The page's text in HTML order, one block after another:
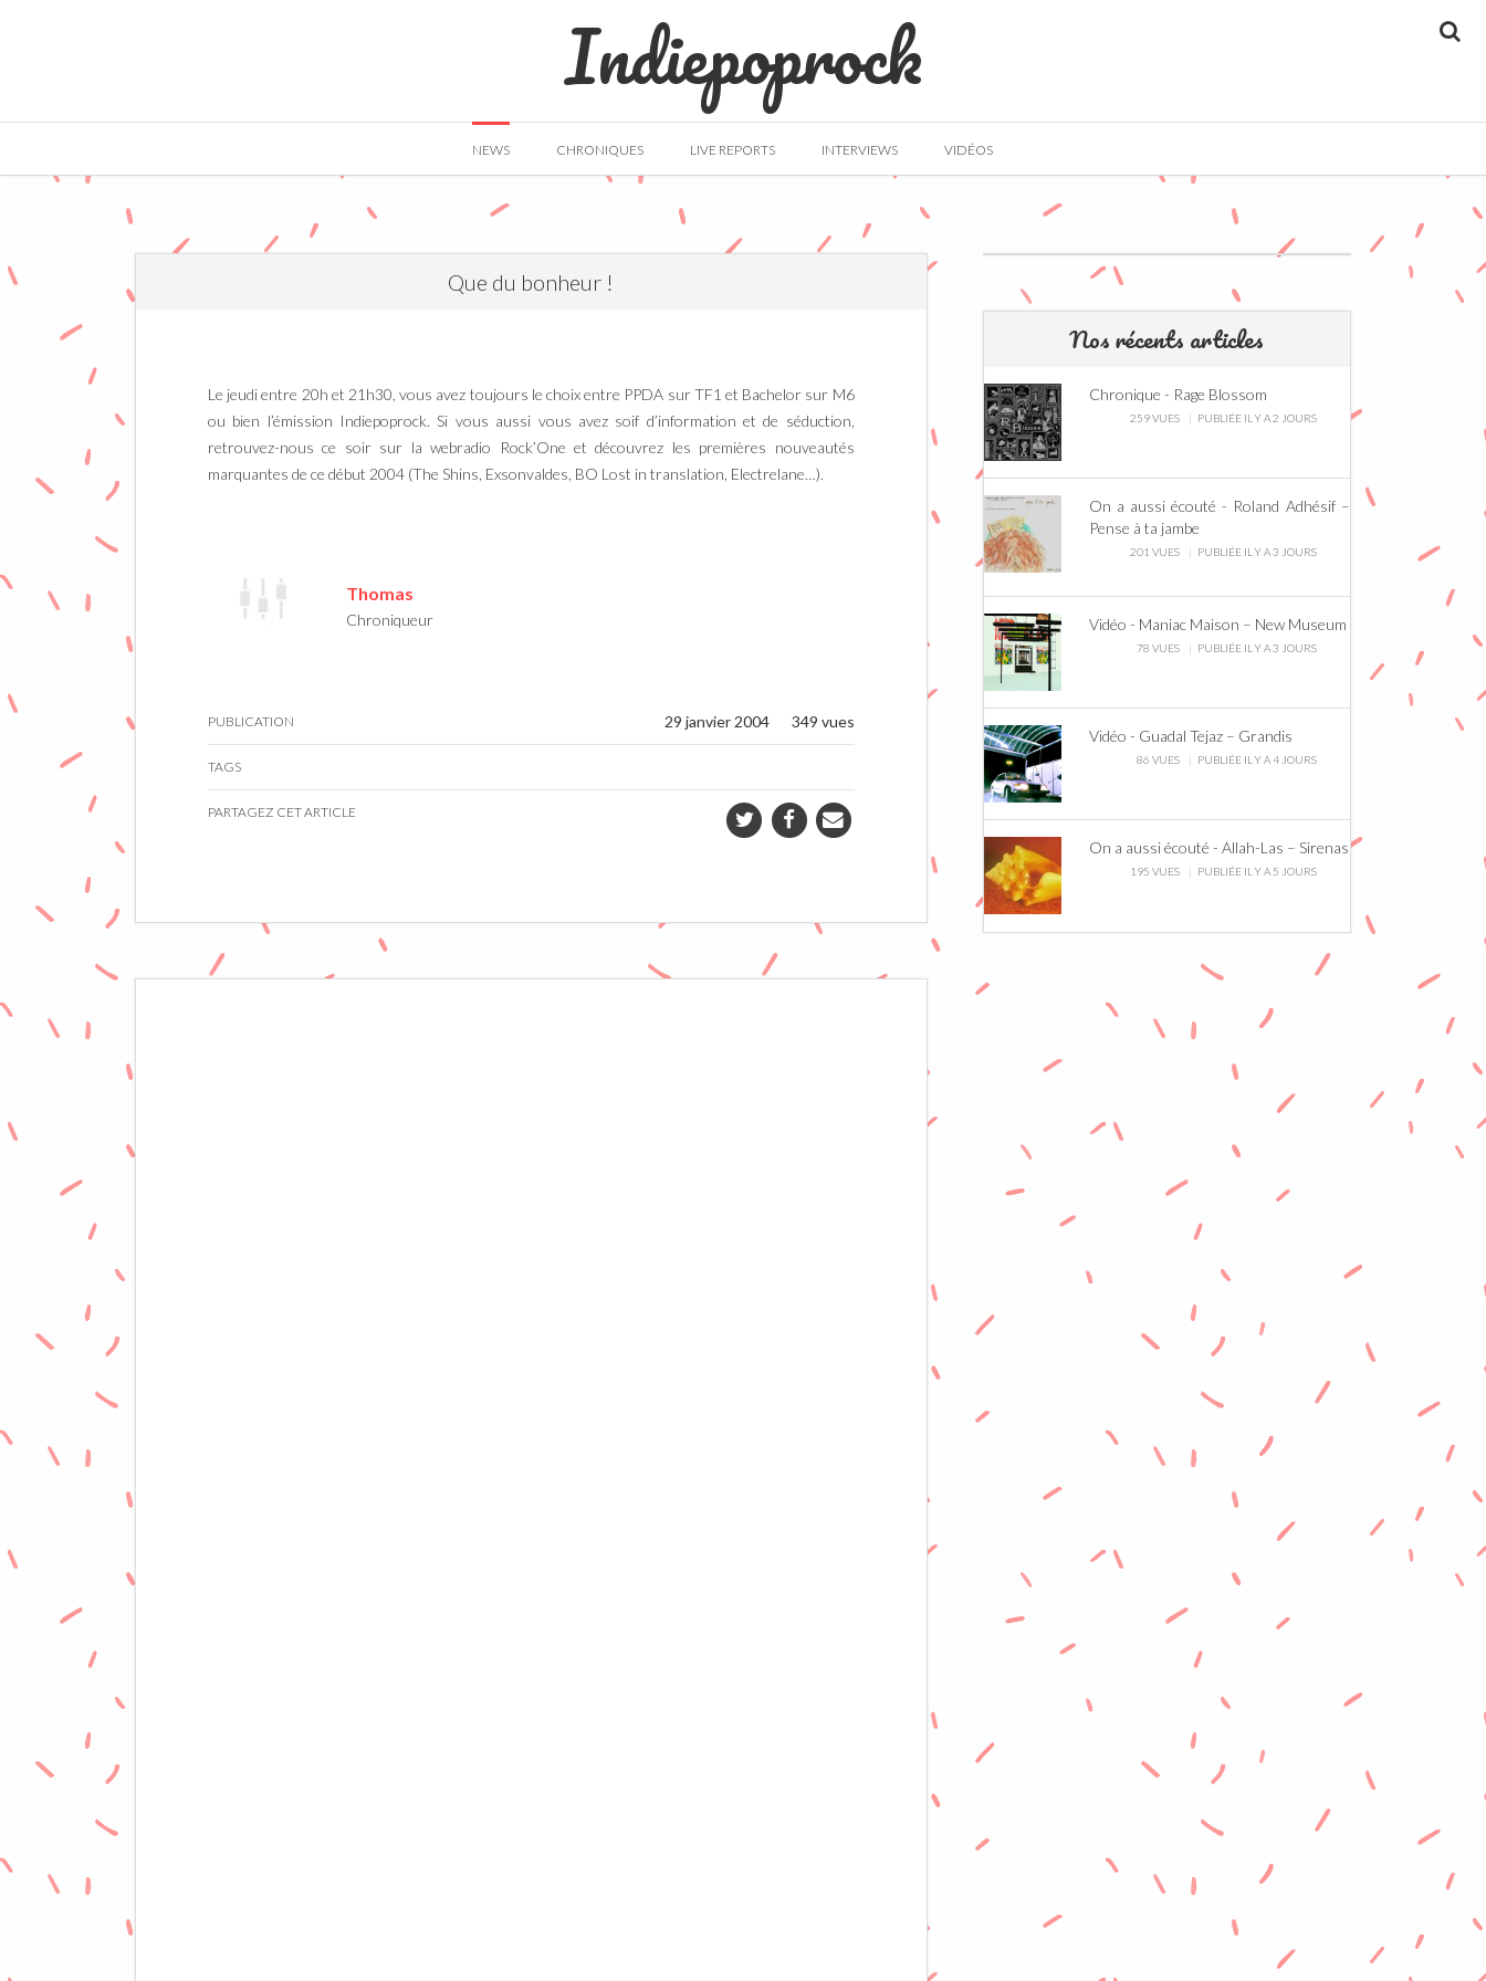
Indiepoprock
NEWS CHRONIQUES LIVE REPORTS INTERVIEWS VIDÉOS
Que du bonheur !
Le jeudi entre 20h et 21h30, vous avez toujours le choix entre PPDA sur TF1 et Bachelor sur M6
ou bien l’émission Indiepoprock. Si vous aussi vous avez soif d’information et de séduction,
retrouvez-nous ce soir sur la webradio Rock’One et découvrez les premières nouveautés
marquantes de ce début 2004 (The Shins, Exsonvaldes, BO Lost in translation, Electrelane…).
Thomas
Chroniqueur
PUBLICATION 349 vues
29 janvier 2004
TAGS
PARTAGEZ CET ARTICLE
Nos récents articles
Chronique - Rage Blossom
259 VUES PUBLIÉE IL Y A 2 JOURS
On a aussi écouté - Roland Adhésif –
Pense à ta jambe
201 VUES PUBLIÉE IL Y A 3 JOURS
Vidéo - Maniac Maison – New Museum
78 VUES PUBLIÉE IL Y A 3 JOURS
Vidéo - Guadal Tejaz – Grandis
86 VUES PUBLIÉE IL Y A 4 JOURS
On a aussi écouté - Allah-Las – Sirenas
195 VUES PUBLIÉE IL Y A 5 JOURS